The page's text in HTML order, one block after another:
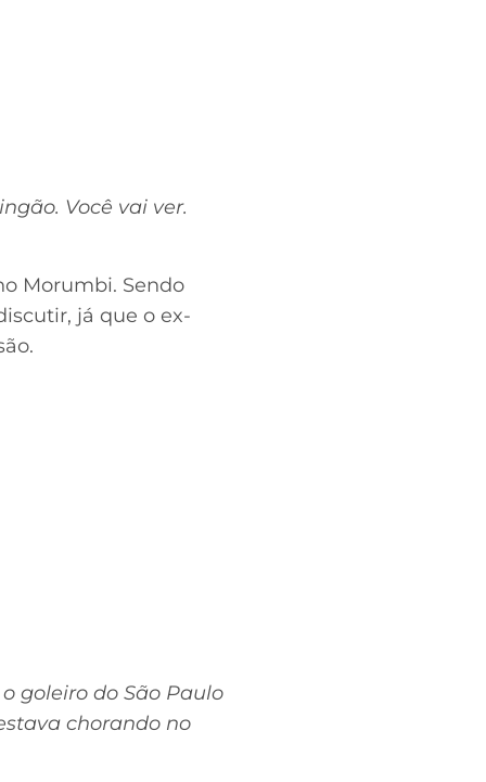
Você vai ver.
Morumbi. Sendo
já que o ex-
goleiro do São Paulo
chorando no